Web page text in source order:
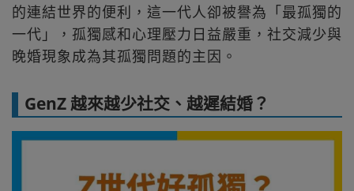
的連結世界的便利，這一代人卻被譽為「最孤獨的
一代」，孤獨感和心理壓力日益嚴重，社交減少與
晚婚現象成為其孤獨問題的主因。
GenZ 越來越少社交、越遲結婚？